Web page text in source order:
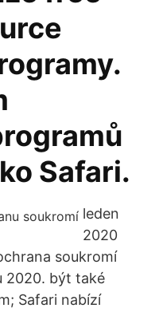
Safari.
leden
2020
soukromí
2020. být také
Safari nabízí